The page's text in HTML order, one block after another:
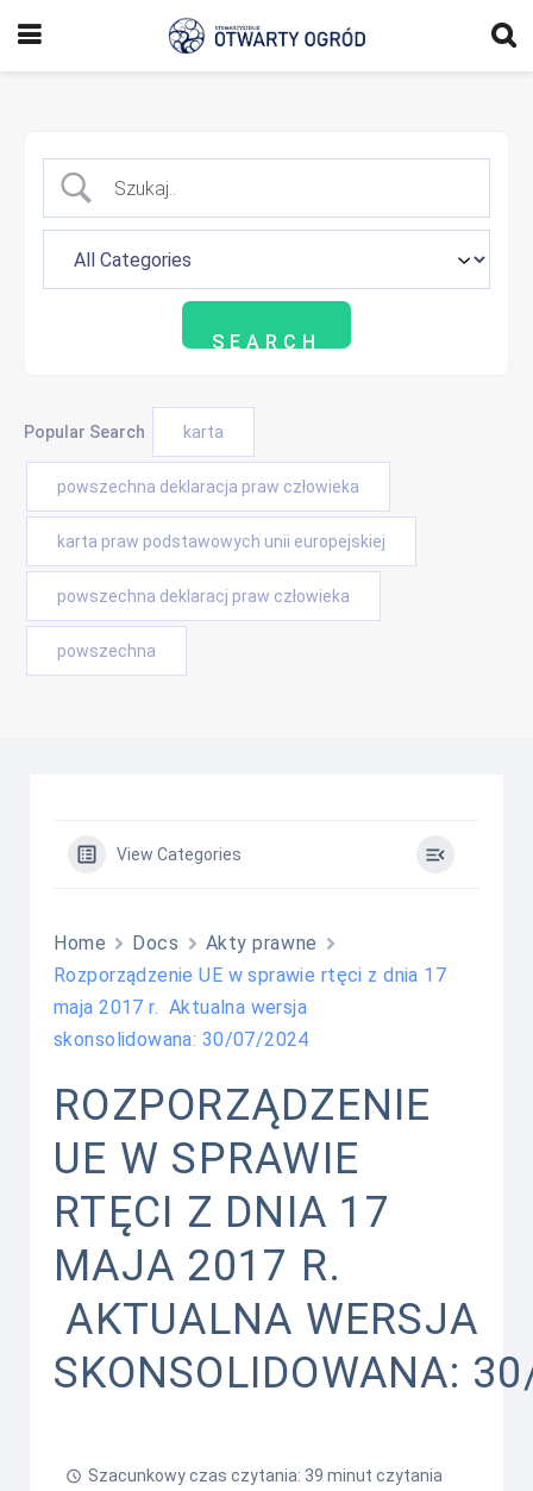
Popular Search karta
powszechna deklaracja praw człowieka
karta praw podstawowych unii europejskiej
powszechna deklaracj praw człowieka
powszechna
View Categories
Home Docs
Akty prawne
Rozporządzenie UE w sprawie rtęci z dnia 17
maja 2017 r. Aktualna wersja
skonsolidowana: 30/07/2024
ROZPORZĄDZENIE
UE W SPRAWIE
RTĘCI Z DNIA 17
MAJA 2017 R.
AKTUALNA WERSJA
SKONSOLIDOWANA:
Szacunkowy czas czytania: 39 minut czytania